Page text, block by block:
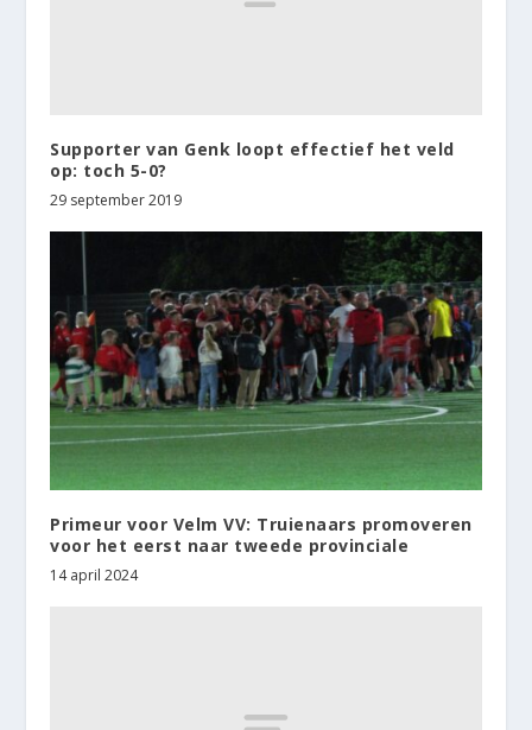
Supporter van Genk loopt effectief het veld
op: toch 5-0?
29 september 2019
Primeur voor Velm VV: Truienaars promoveren
voor het eerst naar tweede provinciale
14 april 2024